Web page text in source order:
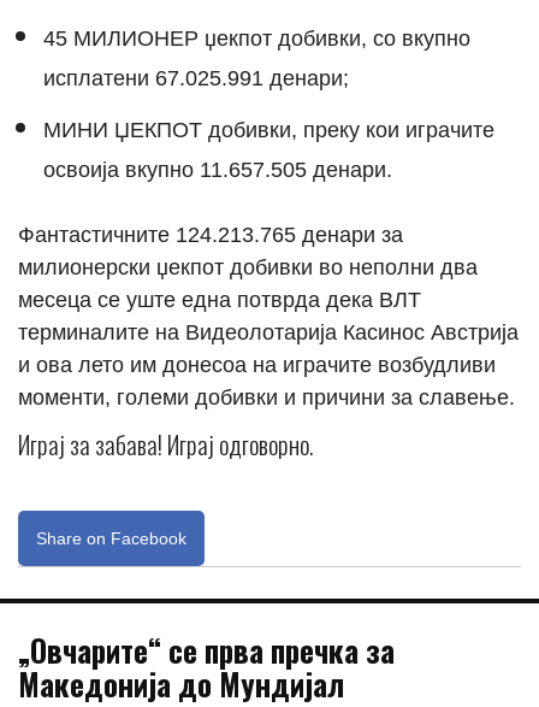
45 МИЛИОНЕР џекпот добивки, со вкупно
исплатени 67.025.991 денари;
МИНИ ЏЕКПОТ добивки, преку кои играчите
освоија вкупно 11.657.505 денари.
Фантастичните 124.213.765 денари за
милионерски џекпот добивки во неполни два
месеца се уште една потврда дека ВЛТ
терминалите на Видеолотарија Касинос Австрија
и ова лето им донесоа на играчите возбудливи
моменти, големи добивки и причини за славење.
Играј за забава! Играј одговорно.
Share on Facebook
„Овчарите“ се прва пречка за
Македонија до Мундијал